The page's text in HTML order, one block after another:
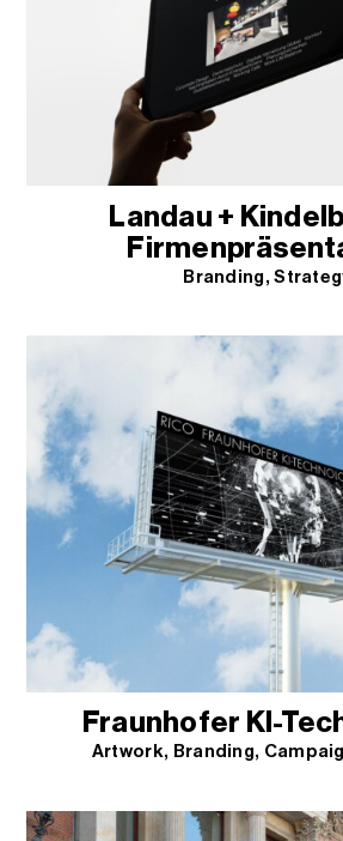
Landau +
Branding
Fraunhofer KI-
Artwork Branding